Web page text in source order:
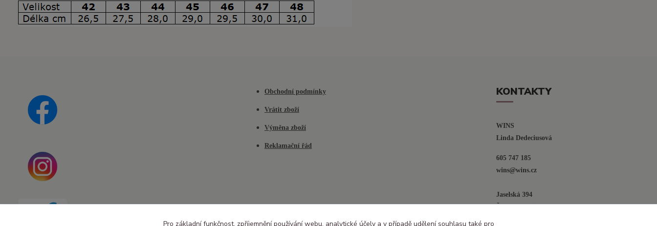
Obchodní podmínky
Vrátit zboží
Výměna zboží
Reklamační řád
KONTAKTY
WINS
Linda Dedeciusová
605 747 185
wins@wins.cz
Jaselská 394
Šenov u N. Jičína
Pro základní funkčnost, zpříjemnění používání webu, analytické účely a v případě udělení souhlasu také pro